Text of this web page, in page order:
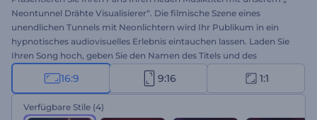
Neontunnel Drähte Visualisierer“. Die filmische Szene eines
unendlichen Tunnels mit Neonlichtern wird Ihr Publikum in ein
hypnotisches audiovisuelles Erlebnis eintauchen lassen. Laden Sie
Ihren Song hoch, geben Sie den Namen des Titels und des
Interpreten ein, und teilen Sie Ihren Track auf allen
Musikplattformen, um neue Hörer zu gewinnen. Perfekt für Techno,
Hip-Hop, elektronische und energiegeladene Musikpromotion.
Erstellen Sie jetzt und vergrößern Sie Ihre Fangemeinde!
16:9 9:16 1:1
Verfügbare Stile (4)